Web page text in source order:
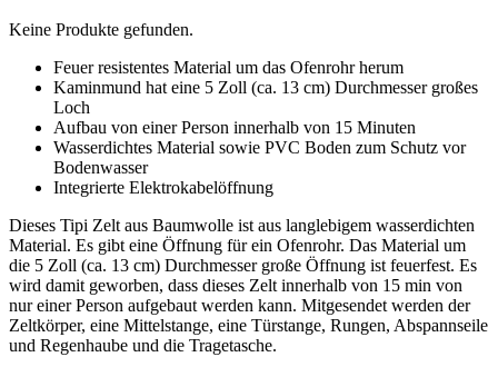
Keine Produkte gefunden.
Feuer resistentes Material um das Ofenrohr herum
Kaminmund hat eine 5 Zoll (ca. 13 cm) Durchmesser großes
Loch
Aufbau von einer Person innerhalb von 15 Minuten
Wasserdichtes Material sowie PVC Boden zum Schutz vor
Bodenwasser
Integrierte Elektrokabelöffnung
Dieses Tipi Zelt aus Baumwolle ist aus langlebigem wasserdichten
Material. Es gibt eine Öffnung für ein Ofenrohr. Das Material um
die 5 Zoll (ca. 13 cm) Durchmesser große Öffnung ist feuerfest. Es
wird damit geworben, dass dieses Zelt innerhalb von 15 min von
nur einer Person aufgebaut werden kann. Mitgesendet werden der
Zeltkörper, eine Mittelstange, eine Türstange, Rungen, Abspannseile
und Regenhaube und die Tragetasche.